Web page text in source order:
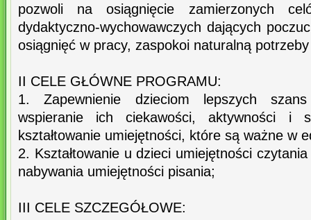
pozwoli na osiągnięcie zamierzonych
dydaktyczno-wychowawczych dających
osiągnięć w pracy, zaspokoi naturalną
II CELE GŁÓWNE PROGRAMU:
1. Zapewnienie dzieciom lepszych
wspieranie ich ciekawości, aktywności i
kształtowanie umiejętności, które są ważne w
2. Kształtowanie u dzieci umiejętności
nabywania umiejętności pisania;
III CELE SZCZEGÓŁOWE: